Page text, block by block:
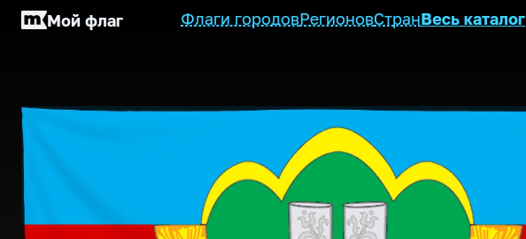
Мой флаг Флаги городовРегионовСтранВесь каталог